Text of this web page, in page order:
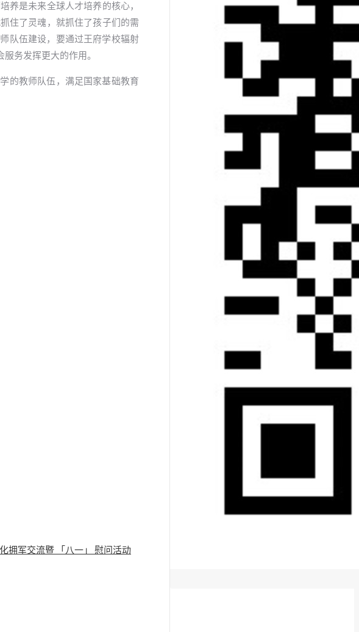
养是未来全球人才培养的核心，
住了灵魂，就抓住了孩子们的需
队伍建设，要通过王府学校辐射
务发挥更大的作用。
的教师队伍，满足国家基础教育
拥军交流暨 「八一」 慰问活动